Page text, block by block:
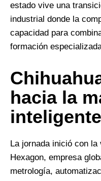
estado vive una
industrial donde la
capacidad para
formación
hacia la
inteligente
La jornada inició con
Hexagon, empresa
metrología,